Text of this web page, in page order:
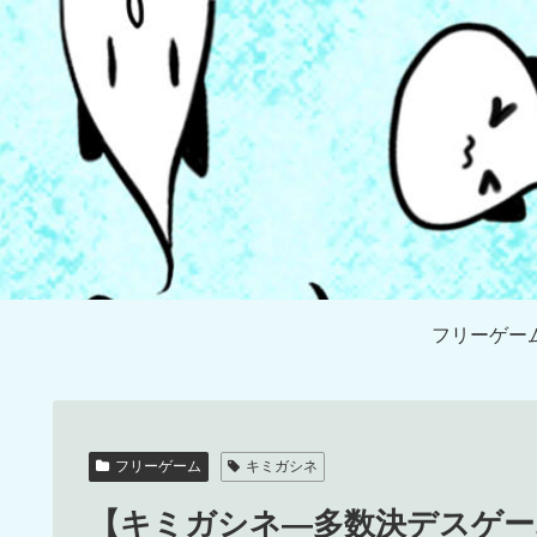
フリーゲー
フリーゲーム キミガシネ
【キミガシネ―多数決デスゲ